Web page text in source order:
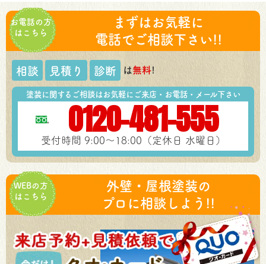
お電話の方
はこちら
まずはお気軽に
電話でご相談下さい!!
相談 見積り 診断 は無料!
塗装に関するご相談はお気軽にご来店・お電話・メール下さい
0120-481-555
受付時間 9:00～18:00（定休日 水曜日）
WEBの方
はこちら
外壁・屋根塗装の
プロに相談しよう!!